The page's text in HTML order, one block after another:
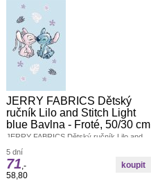
JERRY FABRICS Dětský
ručník Lilo and Stitch Light
blue Bavlna - Froté, 50/30 cm
JERRY FABRICS Dětský ručník Lilo and
rozměru 50x30 cm. Šikovný dětský ručník
do koupelny, do školky i na cestyMateriál:
100% Bavlna - FrotéRozměr: 1x 50/30 cm
5 dní
71,-
58,80